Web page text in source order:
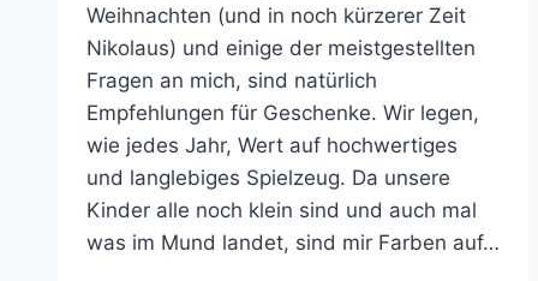
Weihnachten (und in noch kürzerer Zeit
Nikolaus) und einige der meistgestellten
Fragen an mich, sind natürlich
Empfehlungen für Geschenke. Wir legen,
wie jedes Jahr, Wert auf hochwertiges
und langlebiges Spielzeug. Da unsere
Kinder alle noch klein sind und auch mal
was im Mund landet, sind mir Farben auf…